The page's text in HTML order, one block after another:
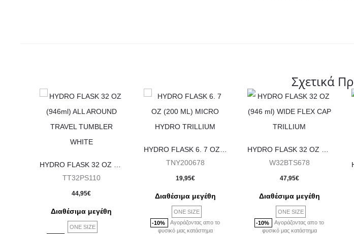
Σχετικά
TT32PS110
44,95€
Διαθέσιμα μεγέθη
ONE SIZE
TNY200678
19,95€
Διαθέσιμα μεγέθη
ONE SIZE
-10%
Αγοράζοντας απο το
φυσικό μας κατάστημα
W32BTS678
47,95€
Διαθέσιμα μεγέθη
ONE SIZE
-10%
Αγοράζοντας απο το
φυσικό μας κατάστημα